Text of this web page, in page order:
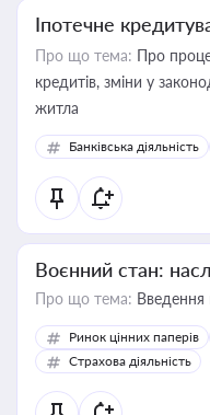
Іпотечне
Про що тема: Про
кредитів, зміни у
житла
Банківська діяльність
Воєнний стан:
Про що тема: Введення
Ринок цінних паперів
Страхова діяльність